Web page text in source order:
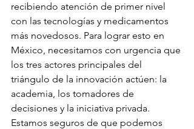
recibiendo atención de primer nivel
con las tecnologías y medicamentos
más novedosos. Para lograr esto en
México, necesitamos con urgencia que
los tres actores principales del
triángulo de la innovación actúen: la
academia, los tomadores de
decisiones y la iniciativa privada.
Estamos seguros de que podemos